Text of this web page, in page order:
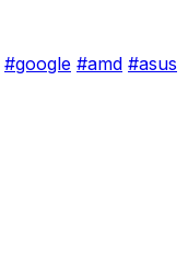
#google #amd #asus